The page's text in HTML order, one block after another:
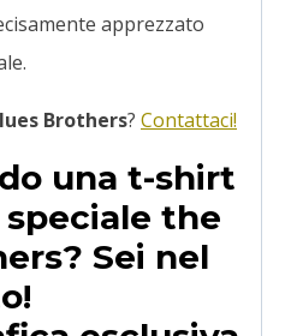
apprezzato
Brothers? Contattaci!
una t-shirt
the
Sei nel